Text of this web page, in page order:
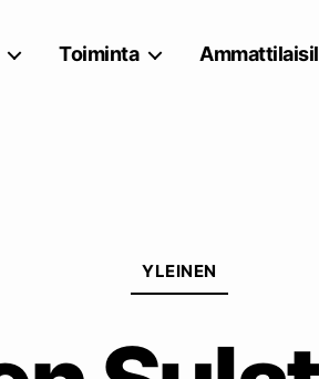
Toiminta
YLEINEN